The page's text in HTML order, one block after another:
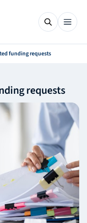
funding requests
requests